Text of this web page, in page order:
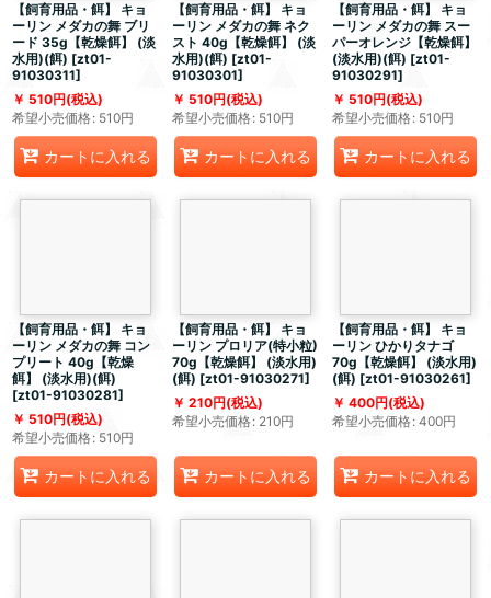
【飼育用品・餌】 キョ
ーリン メダカの舞 ブリ
ード 35g【乾燥餌】 (淡
水用)(餌) [zt01-
91030311]
510円(税込)
希望小売価格: 510円
カートに入れる
【飼育用品・餌】 キョ
ーリン メダカの舞 ネク
スト 40g【乾燥餌】 (淡
水用)(餌) [zt01-
91030301]
510円(税込)
希望小売価格: 510円
カートに入れる
【飼育用品・餌】 キョ
ーリン メダカの舞 スー
パーオレンジ【乾燥餌】
(淡水用)(餌) [zt01-
91030291]
510円(税込)
希望小売価格: 510円
カートに入れる
【飼育用品・餌】 キョ
ーリン メダカの舞 コン
プリート 40g【乾燥
餌】 (淡水用)(餌)
[zt01-91030281]
510円(税込)
希望小売価格: 510円
カートに入れる
【飼育用品・餌】 キョ
ーリン プロリア(特小粒)
70g【乾燥餌】 (淡水用)
(餌) [zt01-91030271]
210円(税込)
希望小売価格: 210円
カートに入れる
【飼育用品・餌】 キョ
ーリン ひかりタナゴ
70g【乾燥餌】 (淡水用)
(餌) [zt01-91030261]
400円(税込)
希望小売価格: 400円
カートに入れる